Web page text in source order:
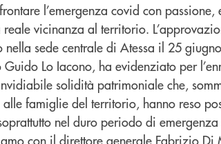
l’emergenza covid con
vicinanza al territorio.
nella sede centrale di Atessa il 25
Lo Iacono, ha evidenziato per
solidità patrimoniale che,
famiglie del territorio, hanno reso
nel duro periodo di
con il direttore generale Fabrizio Di